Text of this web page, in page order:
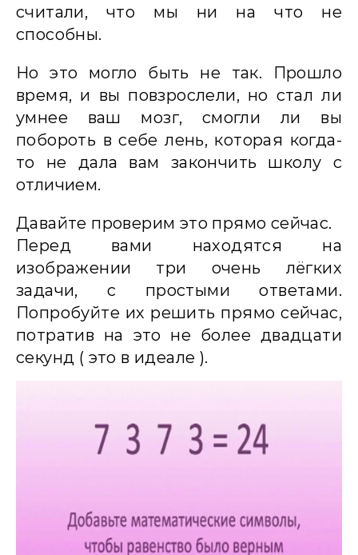
считали, что мы ни на что не
способны.
Но это могло быть не так. Прошло
время, и вы повзрослели, но стал ли
умнее ваш мозг, смогли ли вы
побороть в себе лень, которая когда-
то не дала вам закончить школу с
отличием.
Давайте проверим это прямо сейчас.
Перед вами находятся на
изображении три очень лёгких
задачи, с простыми ответами.
Попробуйте их решить прямо сейчас,
потратив на это не более двадцати
секунд ( это в идеале ).